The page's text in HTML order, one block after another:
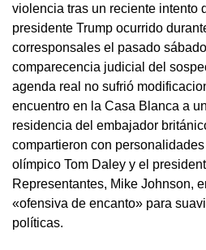
violencia tras un reciente intento
presidente Trump ocurrido
corresponsales el pasado
comparecencia judicial del
agenda real no sufrió
encuentro en la Casa Blanca a
residencia del embajador
compartieron con
olímpico Tom Daley y el
Representantes, Mike Johnson,
«ofensiva de encanto» para
políticas.